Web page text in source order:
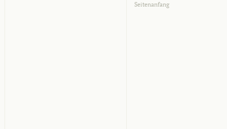
Seitenanfang